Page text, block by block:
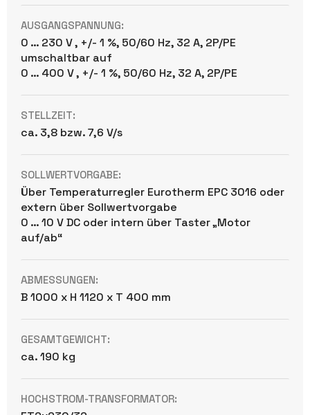
AUSGANGSPANNUNG:
0 … 230 V , +/- 1 %, 50/60 Hz, 32 A, 2P/PE
umschaltbar auf
0 … 400 V , +/- 1 %, 50/60 Hz, 32 A, 2P/PE
STELLZEIT:
ca. 3,8 bzw. 7,6 V/s
SOLLWERTVORGABE:
Über Temperaturregler Eurotherm EPC 3016 oder
extern über Sollwertvorgabe
0 … 10 V DC oder intern über Taster „Motor
auf/ab“
ABMESSUNGEN:
B 1000 x H 1120 x T 400 mm
GESAMTGEWICHT:
ca. 190 kg
HOCHSTROM-TRANSFORMATOR: